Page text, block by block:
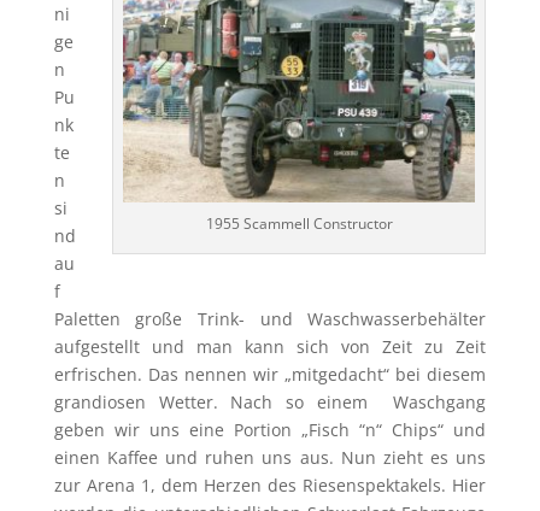
1955 Scammell Constructor
ni
ge
n
Pu
nk
te
n
si
nd
au
f
Paletten große Trink- und Waschwasserbehälter
aufgestellt und man kann sich von Zeit zu Zeit
erfrischen. Das nennen wir „mitgedacht“ bei diesem
grandiosen Wetter. Nach so einem Waschgang
geben wir uns eine Portion „Fisch “n“ Chips“ und
einen Kaffee und ruhen uns aus. Nun zieht es uns
zur Arena 1, dem Herzen des Riesenspektakels. Hier